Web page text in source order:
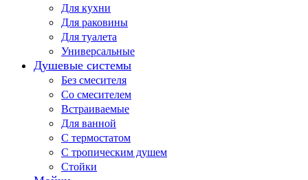
Для кухни
Для раковины
Для туалета
Универсальные
Душевые системы
Без смесителя
Со смесителем
Встраиваемые
Для ванной
С термостатом
С тропическим душем
Стойки